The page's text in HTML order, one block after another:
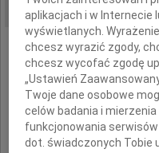
aplikacjach i w Internecie
wyświetlanych.
chcesz wyrazić zgody,
chcesz wycofać zgodę
„Ustawień
Twoje dane osobowe
celów badania i
funkcjonowania serwisów
dot. świadczonych Tobie